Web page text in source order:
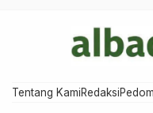
Tentang KamiRedaksi